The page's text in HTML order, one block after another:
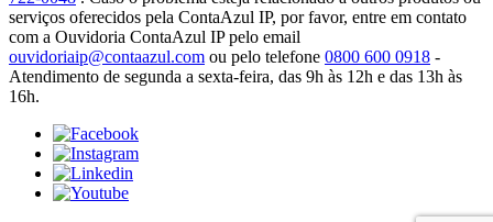
serviços oferecidos pela ContaAzul IP, por favor, entre em contato
com a Ouvidoria ContaAzul IP pelo email
ouvidoriaip@contaazul.com ou pelo telefone 0800 600 0918 -
Atendimento de segunda a sexta-feira, das 9h às 12h e das 13h às
16h.